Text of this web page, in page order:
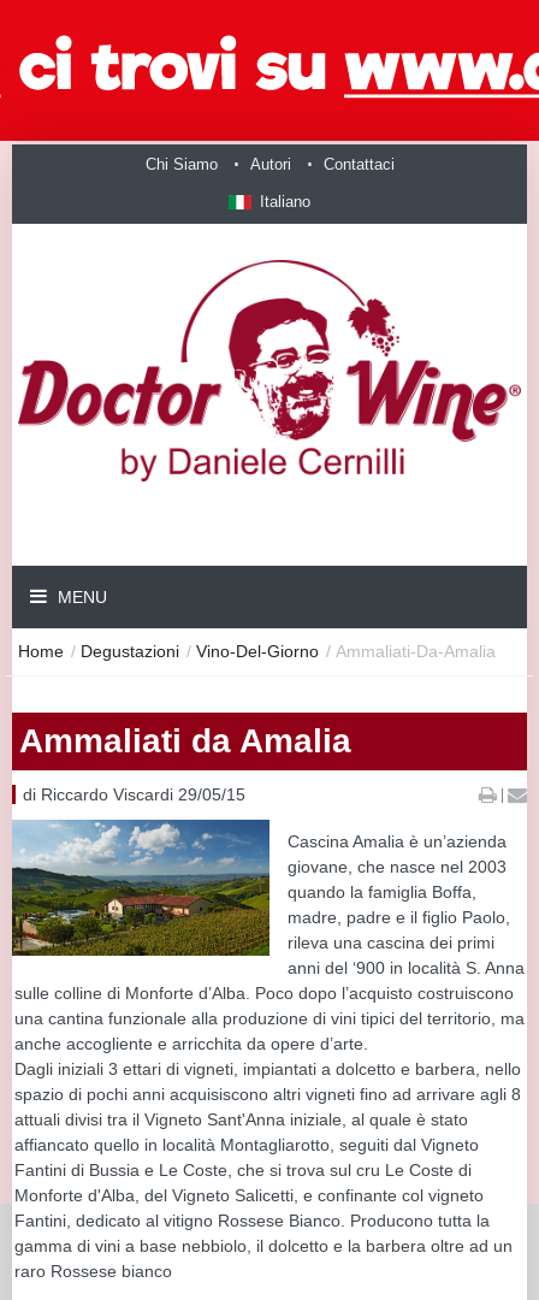
Chi Siamo Autori Contattaci
Italiano
MENU
Home / Degustazioni / Vino-Del-Giorno / Ammaliati-Da-Amalia
Ammaliati da Amalia
di Riccardo Viscardi 29/05/15 |
Cascina Amalia è un’azienda
giovane, che nasce nel 2003
quando la famiglia Boffa,
madre, padre e il figlio Paolo,
rileva una cascina dei primi
anni del ‘900 in località S. Anna
sulle colline di Monforte d’Alba. Poco dopo l’acquisto costruiscono
una cantina funzionale alla produzione di vini tipici del territorio, ma
anche accogliente e arricchita da opere d’arte.
Dagli iniziali 3 ettari di vigneti, impiantati a dolcetto e barbera, nello
spazio di pochi anni acquisiscono altri vigneti fino ad arrivare agli 8
attuali divisi tra il Vigneto Sant'Anna iniziale, al quale è stato
affiancato quello in località Montagliarotto, seguiti dal Vigneto
Fantini di Bussia e Le Coste, che si trova sul cru Le Coste di
Monforte d'Alba, del Vigneto Salicetti, e confinante col vigneto
Fantini, dedicato al vitigno Rossese Bianco. Producono tutta la
gamma di vini a base nebbiolo, il dolcetto e la barbera oltre ad un
raro Rossese bianco